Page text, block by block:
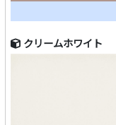
クリームホワイト